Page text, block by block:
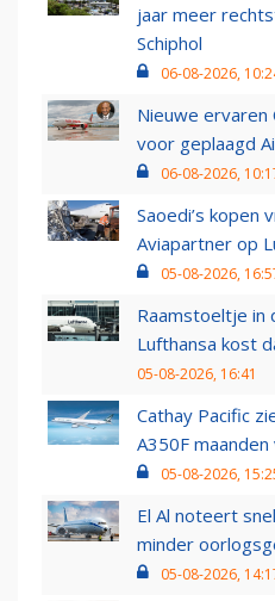
jaar meer
Schiphol
06-08-2026,
Nieuwe ervaren
voor geplaagd
06-08-2026,
Saoedi’s kopen
Aviapartner op
05-08-2026,
Raamstoeltje in
Lufthansa kost
05-08-2026, 16:41
Cathay Pacific
A350F
05-08-2026,
El Al noteert
minder
05-08-2026,